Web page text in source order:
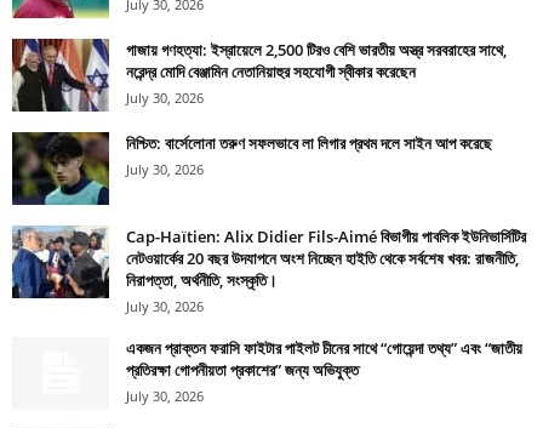
July 30, 2026
গাজায় গণহত্যা: ইস্রায়েলে 2,500 টিরও বেশি ভারতীয় অস্ত্র সরবরাহের সাথে,
নরেন্দ্র মোদি বেঞ্জামিন নেতানিয়াহুর সহযোগী স্বীকার করেছেন
July 30, 2026
নিশ্চিত: বার্সেলোনা তরুণ সফলভাবে লা লিগার প্রথম দলে সাইন আপ করেছে
July 30, 2026
Cap-Haïtien: Alix Didier Fils-Aimé বিভাগীয় পাবলিক ইউনিভার্সিটির
নেটওয়ার্কের 20 বছর উদযাপনে অংশ নিচ্ছেন হাইতি থেকে সর্বশেষ খবর: রাজনীতি,
নিরাপত্তা, অর্থনীতি, সংস্কৃতি।
July 30, 2026
একজন প্রাক্তন ফরাসি ফাইটার পাইলট চীনের সাথে “গোয়েন্দা তথ্য” এবং “জাতীয়
প্রতিরক্ষা গোপনীয়তা প্রকাশের” জন্য অভিযুক্ত
July 30, 2026